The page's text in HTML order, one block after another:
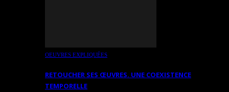
OEUVRES EXPLIQUÉES
RETOUCHER SES ŒUVRES. UNE COEXISTENCE
TEMPORELLE